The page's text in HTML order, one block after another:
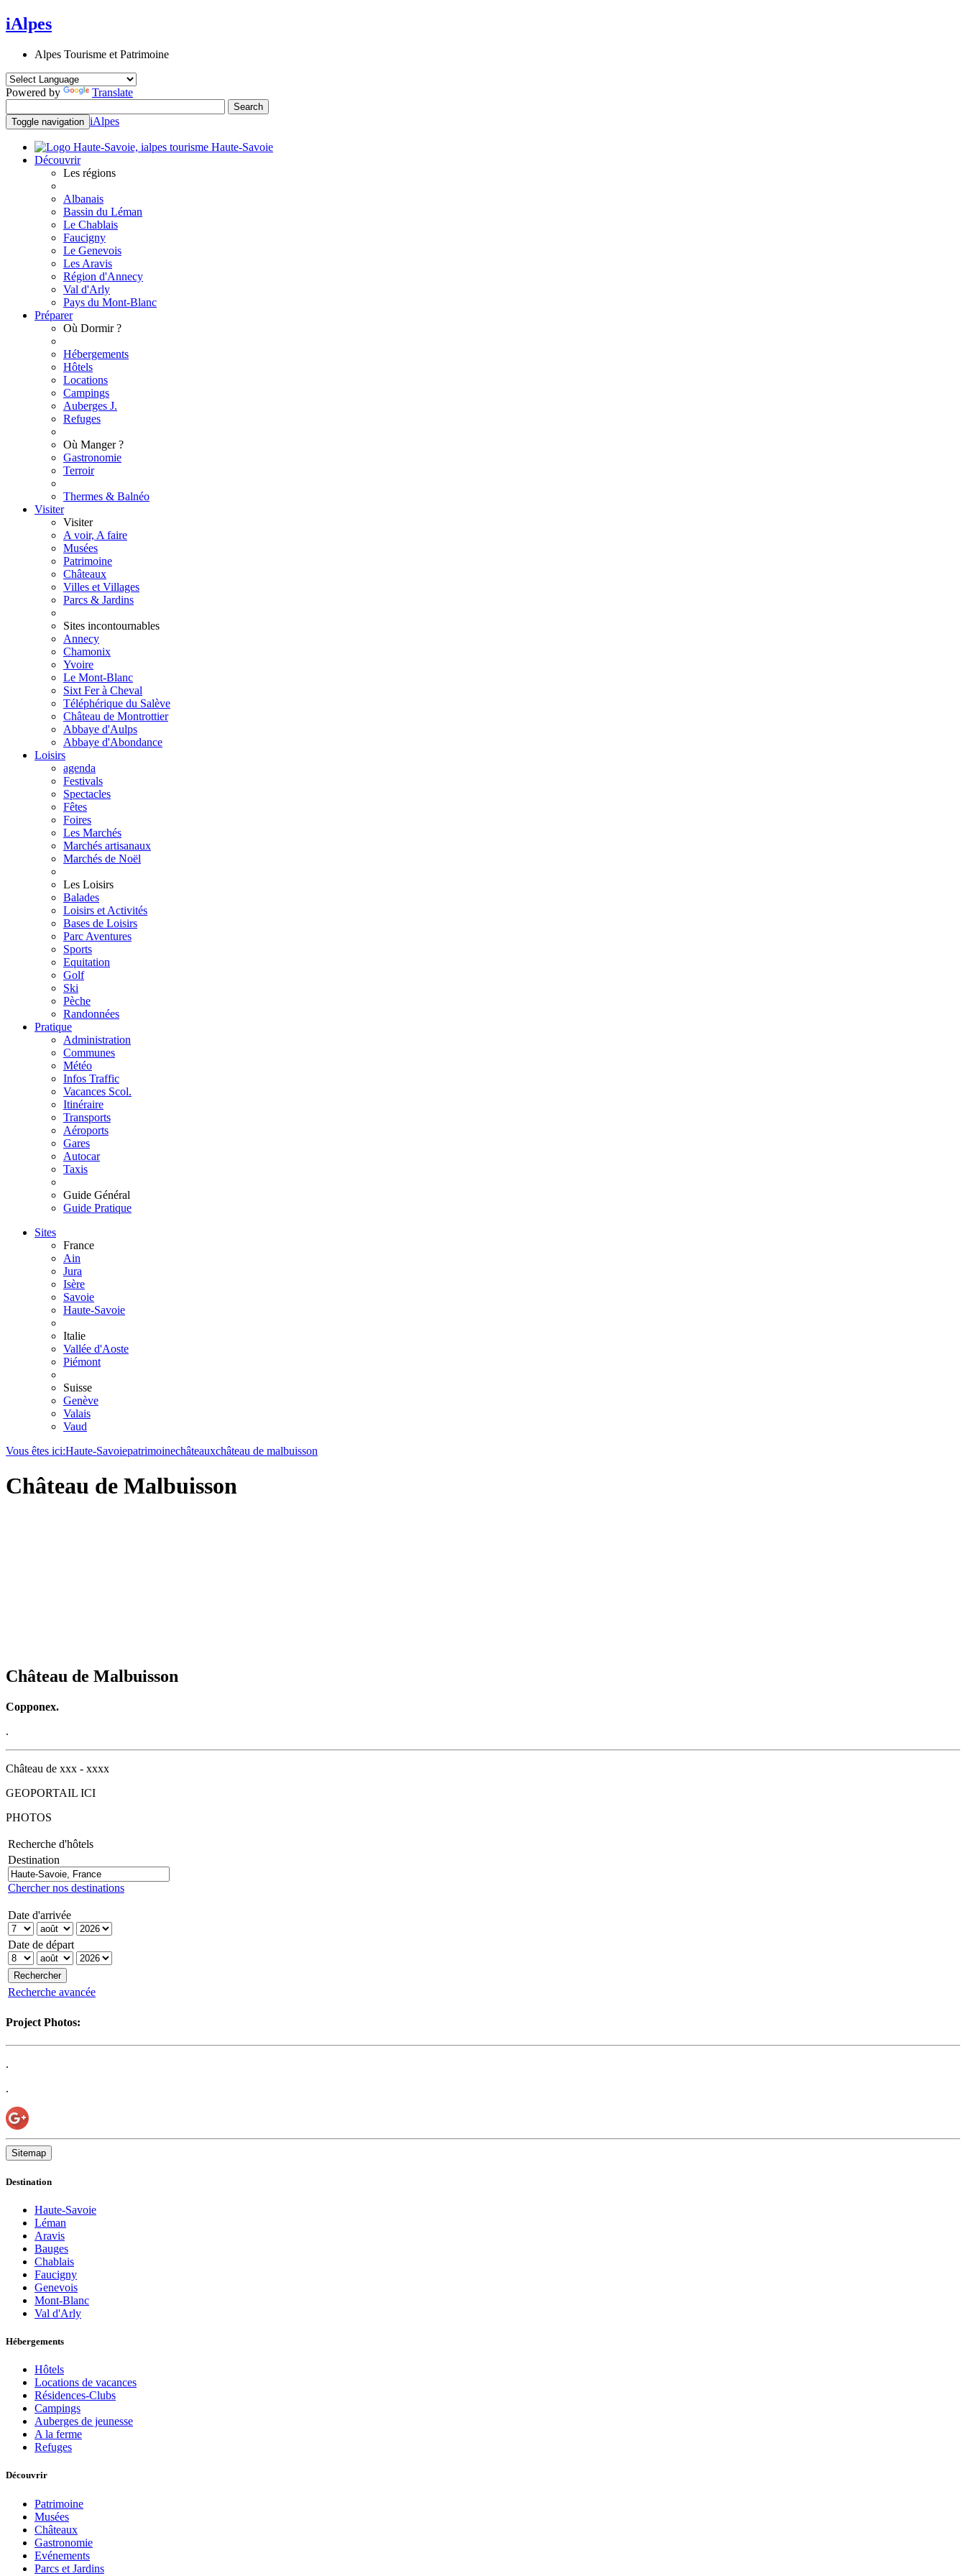
iAlpes
Alpes Tourisme et Patrimoine
Powered by Translate
Toggle navigation iAlpes
Haute-Savoie
Découvrir
Les régions
Albanais
Bassin du Léman
Le Chablais
Faucigny
Le Genevois
Les Aravis
Région d'Annecy
Val d'Arly
Pays du Mont-Blanc
Préparer
Où Dormir ?
Hébergements
Hôtels
Locations
Campings
Auberges J.
Refuges
Où Manger ?
Gastronomie
Terroir
Thermes & Balnéo
Visiter
Visiter
A voir, A faire
Musées
Patrimoine
Châteaux
Villes et Villages
Parcs & Jardins
Sites incontournables
Annecy
Chamonix
Yvoire
Le Mont-Blanc
Sixt Fer à Cheval
Téléphérique du Salève
Château de Montrottier
Abbaye d'Aulps
Abbaye d'Abondance
Loisirs
agenda
Festivals
Spectacles
Fêtes
Foires
Les Marchés
Marchés artisanaux
Marchés de Noël
Les Loisirs
Balades
Loisirs et Activités
Bases de Loisirs
Parc Aventures
Sports
Equitation
Golf
Ski
Pèche
Randonnées
Pratique
Administration
Communes
Météo
Infos Traffic
Vacances Scol.
Itinéraire
Transports
Aéroports
Gares
Autocar
Taxis
Guide Général
Guide Pratique
Sites
France
Ain
Jura
Isère
Savoie
Haute-Savoie
Italie
Vallée d'Aoste
Piémont
Suisse
Genève
Valais
Vaud
Vous êtes ici:Haute-Savoiepatrimoinechâteauxchâteau de malbuisson
Château de Malbuisson
Château de Malbuisson
Copponex.
.
Château de xxx - xxxx
GEOPORTAIL ICI
PHOTOS
Recherche d'hôtels
Destination
Chercher nos destinations
Date d'arrivée
Date de départ
Recherche avancée
Project Photos:
.
.
Sitemap
Destination
Haute-Savoie
Léman
Aravis
Bauges
Chablais
Faucigny
Genevois
Mont-Blanc
Val d'Arly
Hébergements
Hôtels
Locations de vacances
Résidences-Clubs
Campings
Auberges de jeunesse
A la ferme
Refuges
Découvrir
Patrimoine
Musées
Châteaux
Gastronomie
Evénements
Parcs et Jardins